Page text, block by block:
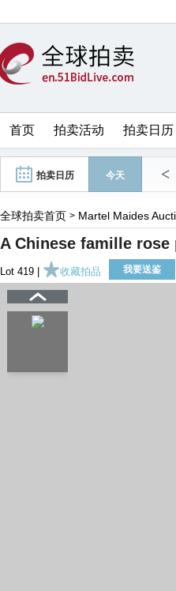
首页 拍卖活动 拍卖日历
拍卖日历 今天 <
全球拍卖首页 > Martel Maides
A Chinese famille
Lot 419 | 收藏拍品 我要送鉴